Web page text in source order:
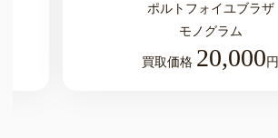
ポルトフォイユブラザ
モノグラム
買取価格 20,000円